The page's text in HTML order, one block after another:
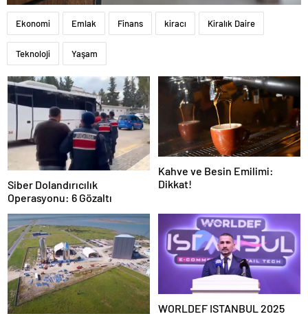
Ekonomi Emlak Finans kiracı Kiralık Daire
Teknoloji Yaşam
Siber Dolandırıcılık
Operasyonu: 6 Gözaltı
Kahve ve Besin Emilimi:
Dikkat!
WORLDEF ISTANBUL 2025